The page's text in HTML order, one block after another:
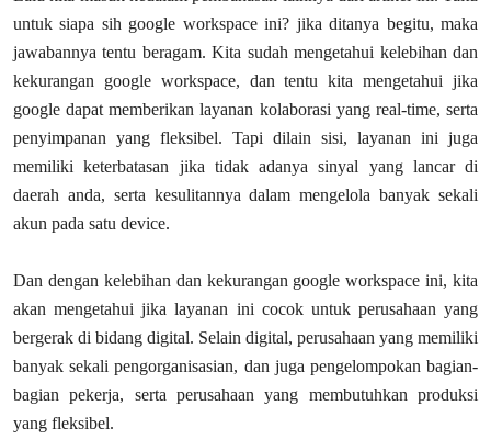
untuk siapa sih google workspace ini? jika ditanya begitu, maka
jawabannya tentu beragam. Kita sudah mengetahui kelebihan dan
kekurangan google workspace, dan tentu kita mengetahui jika
google dapat memberikan layanan kolaborasi yang real-time, serta
penyimpanan yang fleksibel. Tapi dilain sisi, layanan ini juga
memiliki keterbatasan jika tidak adanya sinyal yang lancar di
daerah anda, serta kesulitannya dalam mengelola banyak sekali
akun pada satu device.
Dan dengan kelebihan dan kekurangan google workspace ini, kita
akan mengetahui jika layanan ini cocok untuk perusahaan yang
bergerak di bidang digital. Selain digital, perusahaan yang memiliki
banyak sekali pengorganisasian, dan juga pengelompokan bagian-
bagian pekerja, serta perusahaan yang membutuhkan produksi
yang fleksibel.